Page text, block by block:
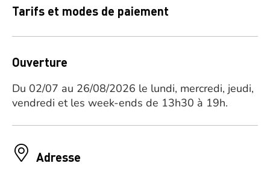
Tarifs et modes de paiement
Ouverture
Du 02/07 au 26/08/2026 le lundi, mercredi, jeudi,
vendredi et les week-ends de 13h30 à 19h.
Adresse